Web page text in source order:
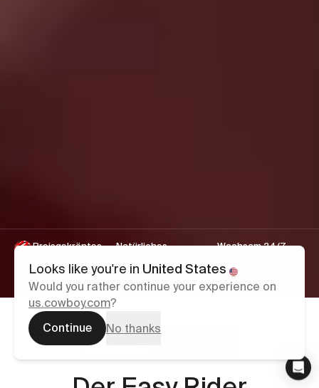
Preisgekröntes
Montiert in
Frankreich
Natürliches
AdaptivePower™
Technologie
Wachsam 24/7
Diebstahlerkennung
Cruiser
Looks like you're in United States
Would you rather continue your experience on
us.cowboy.com?
Continue
No thanks